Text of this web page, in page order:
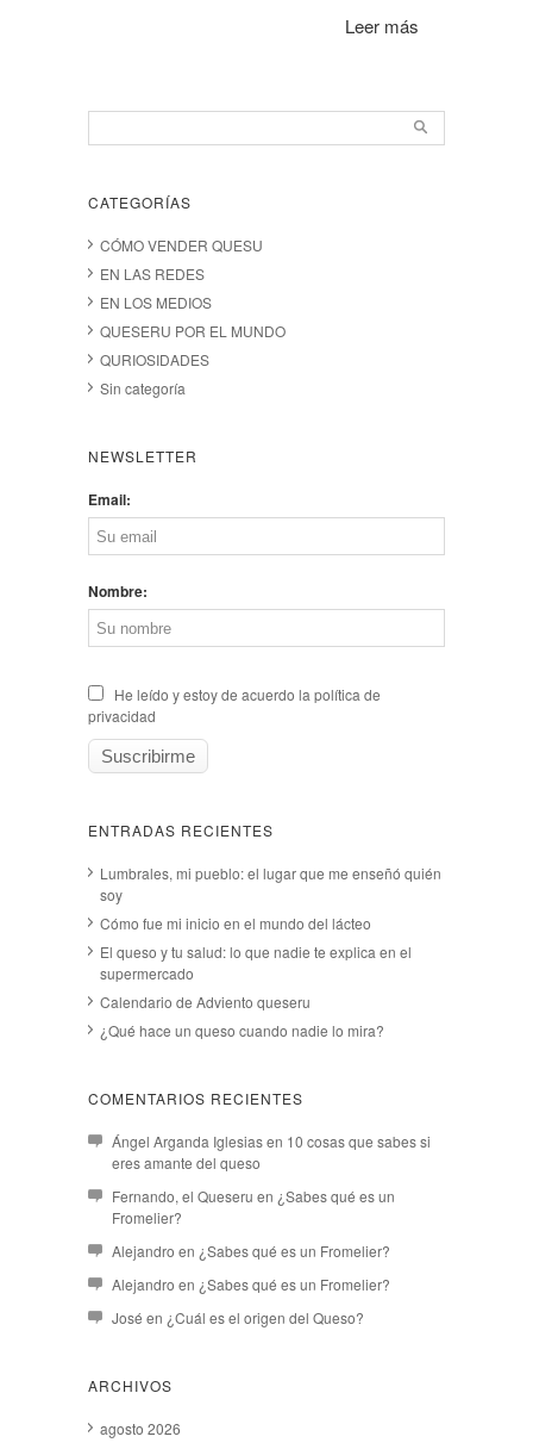
Leer más
CATEGORÍAS
CÓMO VENDER QUESU
EN LAS REDES
EN LOS MEDIOS
QUESERU POR EL MUNDO
QURIOSIDADES
Sin categoría
NEWSLETTER
Email:
Nombre:
He leído y estoy de acuerdo la política de
privacidad
ENTRADAS RECIENTES
Lumbrales, mi pueblo: el lugar que me enseñó quién
soy
Cómo fue mi inicio en el mundo del lácteo
El queso y tu salud: lo que nadie te explica en el
supermercado
Calendario de Adviento queseru
¿Qué hace un queso cuando nadie lo mira?
COMENTARIOS RECIENTES
Ángel Arganda Iglesiasen 10 cosas que sabes si
eres amante del queso
Fernando, el Queseru en ¿Sabes qué es un
Fromelier?
Alejandro en ¿Sabes qué es un Fromelier?
Alejandro en ¿Sabes qué es un Fromelier?
José en ¿Cuál es el origen del Queso?
ARCHIVOS
agosto 2026